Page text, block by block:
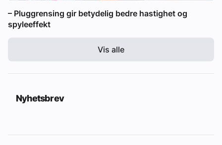
– Pluggrensing gir betydelig bedre hastighet og
spyleeffekt
Vis alle
Nyhetsbrev